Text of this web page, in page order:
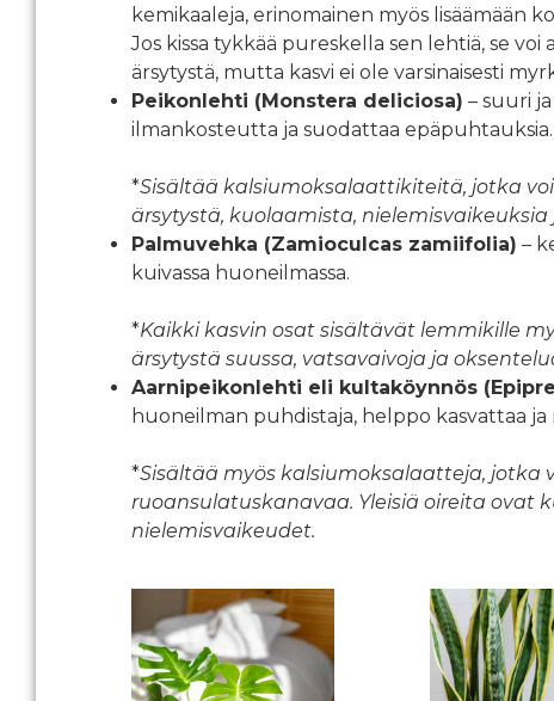
kemikaaleja, erinomainen myös lisäämään
Jos kissa tykkää pureskella sen lehtiä, se
ärsytystä, mutta kasvi ei ole varsinaisesti
Peikonlehti (Monstera deliciosa) – suuri
ilmankosteutta ja suodattaa epäpuhtauksia.
*Sisältää kalsiumoksalaattikiteitä, jotka
ärsytystä, kuolaamista, nielemisvaikeuksia
Palmuvehka (Zamioculcas zamiifolia) –
kuivassa huoneilmassa.
*Kaikki kasvin osat sisältävät lemmikille
ärsytystä suussa, vatsavaivoja ja
Aarnipeikonlehti eli kultaköynnös
huoneilman puhdistaja, helppo kasvattaa ja
*Sisältää myös kalsiumoksalaatteja,
ruoansulatuskanavaa. Yleisiä oireita ovat
nielemisvaikeudet.